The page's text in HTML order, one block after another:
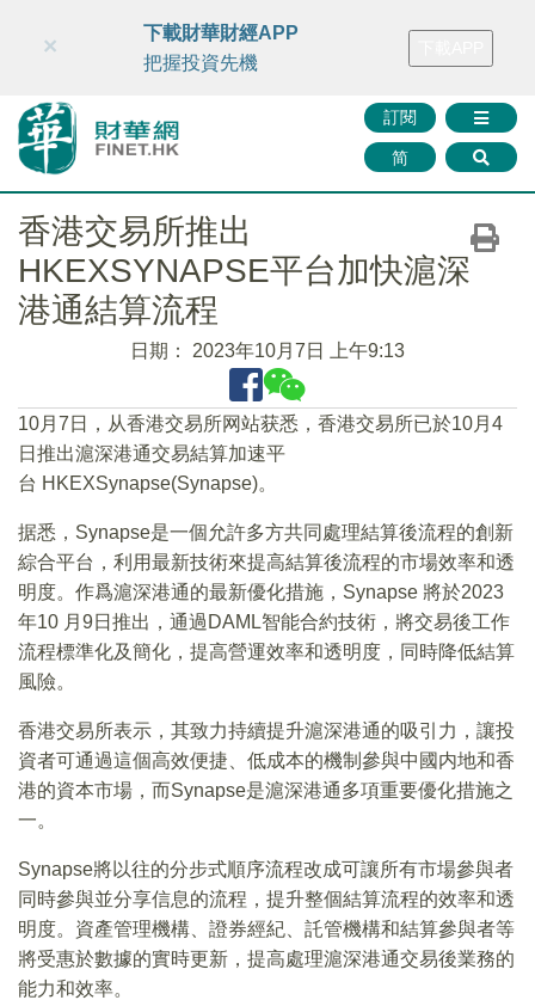
財華智庫網 FINTV FINMETA 財華證券 媒體矩陣
訂閱
简
×
下載財華財經APP
把握投資先機
香港交易所推出
HKEXSYNAPSE平台加快滬深
港通結算流程
日期： 2023年10月7日 上午9:13
10月7日，从香港交易所网站获悉，香港交易所已於10月4
日推出滬深港通交易結算加速平
台 HKEXSynapse(Synapse)。
据悉，Synapse是一個允許多方共同處理結算後流程的創新
綜合平台，利用最新技術來提高結算後流程的市場效率和透
明度。作爲滬深港通的最新優化措施，Synapse 將於2023
年10 月9日推出，通過DAML智能合約技術，將交易後工作
流程標準化及簡化，提高營運效率和透明度，同時降低結算
風險。
香港交易所表示，其致力持續提升滬深港通的吸引力，讓投
資者可通過這個高效便捷、低成本的機制參與中國内地和香
港的資本市場，而Synapse是滬深港通多項重要優化措施之
一。
Synapse將以往的分步式順序流程改成可讓所有市場參與者
同時參與並分享信息的流程，提升整個結算流程的效率和透
明度。資產管理機構、證券經紀、託管機構和結算參與者等
將受惠於數據的實時更新，提高處理滬深港通交易後業務的
能力和效率。